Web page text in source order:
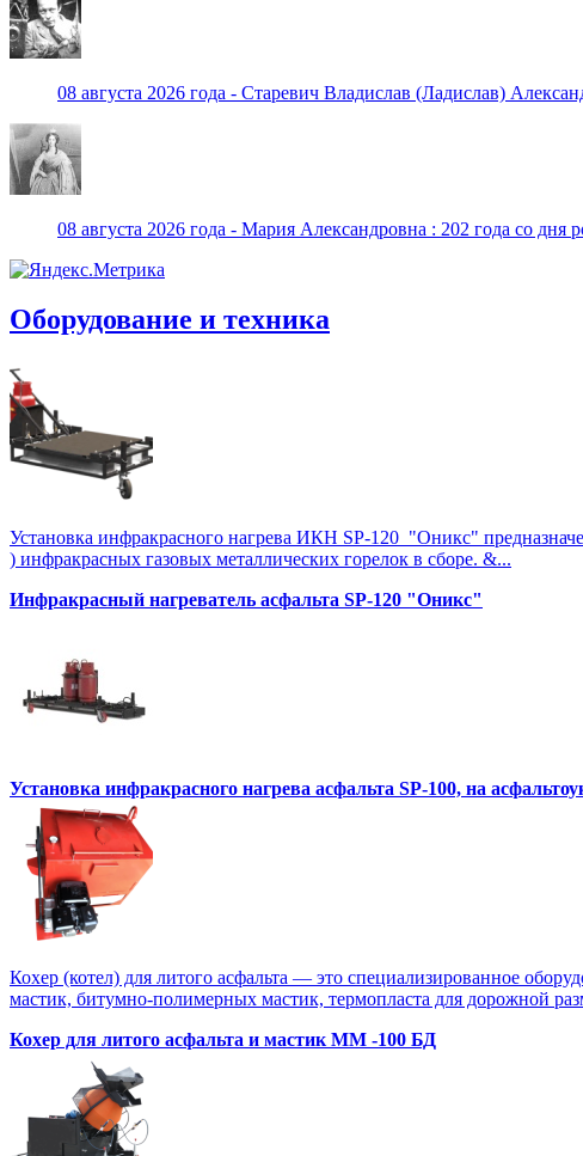
08 августа 2026 года - Старевич Владислав (Ладислав)
08 августа 2026 года - Мария Александровна : 202 года со дня
Оборудование и техника
Установка инфракрасного нагрева ИКН SP-120 "Оникс"
) инфракрасных газовых металлических горелок в сборе. &...
Инфракрасный нагреватель асфальта SP-120 "Оникс"
Установка инфракрасного нагрева асфальта SP-100, на
Кохер (котел) для литого асфальта — это специализированное
мастик, битумно-полимерных мастик, термопласта для дорожной
Кохер для литого асфальта и мастик MM -100 БД